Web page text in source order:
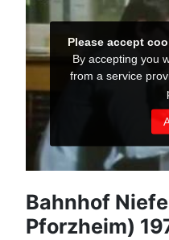
Bahnhof
Pforzheim)